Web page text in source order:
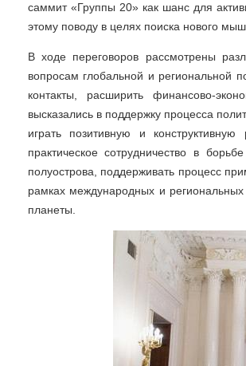
саммит «Группы 20» как шанс для
этому поводу в целях поиска нового
В ходе переговоров рассмотрены
вопросам глобальной и региональной
контакты, расширить финансово-
высказались в поддержку процесса
играть позитивную и
практическое сотрудничество в
полуострова, поддерживать процесс
рамках международных и
планеты.